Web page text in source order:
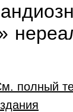
полный